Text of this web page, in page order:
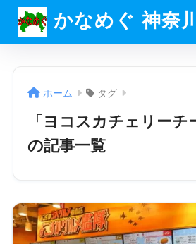
かなめぐ 神奈
ホーム タグ
「ヨコスカチェリーチ
の記事一覧